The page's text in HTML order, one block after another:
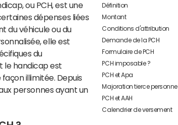
Définition
Montant
Conditions d'attribution
Demande de la PCH
Formulaire de PCH
PCH imposable ?
PCH et Apa
Majoration tierce personne
PCH et AAH
Calendrier de versement
ou PCH, est une
dépenses liées
du véhicule ou du
elle est
du
le handicap est
illimitée. Depuis
personnes ayant un